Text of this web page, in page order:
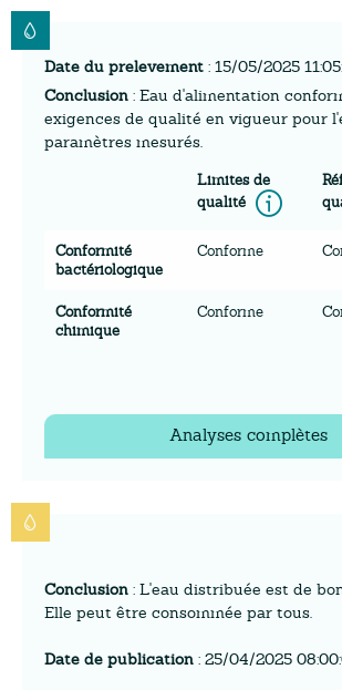
Date du prelevement : 15/05/2025
Conclusion : Eau d'alimentation
exigences de qualité en vigueur pour
paramètres mesurés.
Limites de
qualité
Conformité
bactériologique
Conforme
Conformité
chimique
Conforme
Analyses complètes
Conclusion : L'eau distribuée est de
Elle peut être consommée par tous.
Date de publication : 25/04/2025